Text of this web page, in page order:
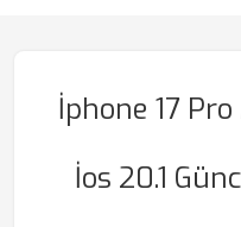
İphone 17
İos 20.1